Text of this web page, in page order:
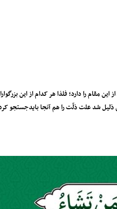
را دارد؛ فلذا هر کدام از این
شد علت ذلّت را هم آنجا باید‌جستجو